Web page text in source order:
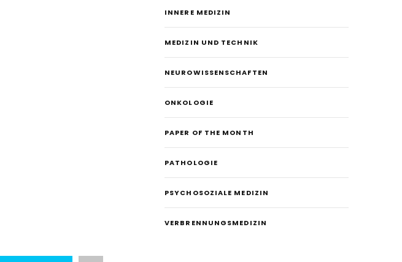
INNERE MEDIZIN
MEDIZIN UND TECHNIK
NEUROWISSENSCHAFTEN
ONKOLOGIE
PAPER OF THE MONTH
PATHOLOGIE
PSYCHOSOZIALE MEDIZIN
VERBRENNUNGSMEDIZIN